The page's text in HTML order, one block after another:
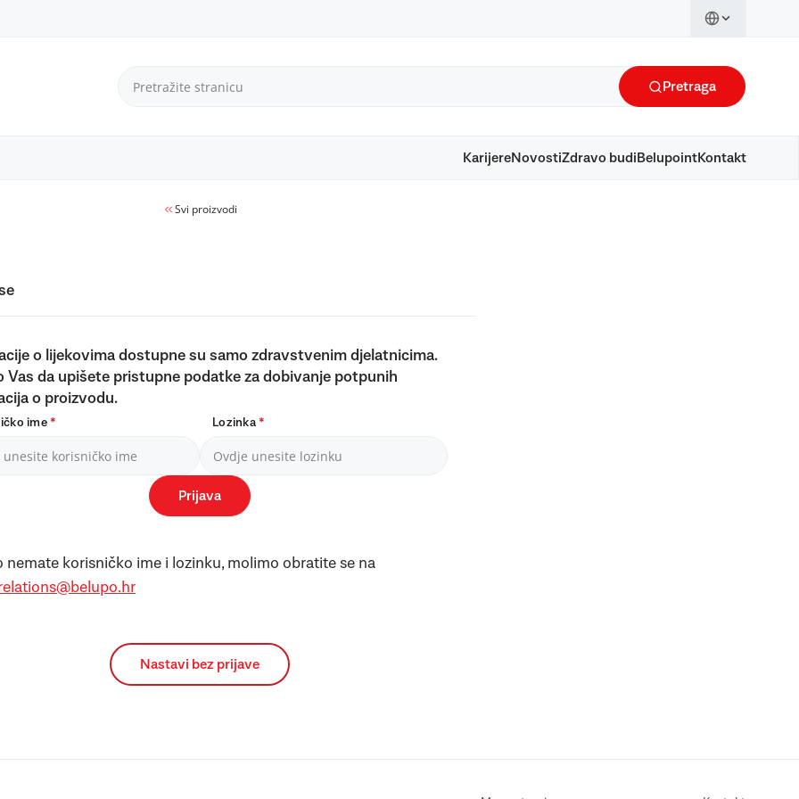
Pretraga
KarijereNovostiZdravo budi BelupointKontakt
Svi proizvodi
o lijekovima dostupne su samo zdravstvenim djelatnicima.
Vas da upišete pristupne podatke za dobivanje potpunih
o proizvodu.
ime* Lozinka*
Prijava
nemate korisničko ime i lozinku, molimo obratite se na
Nastavi bez prijave